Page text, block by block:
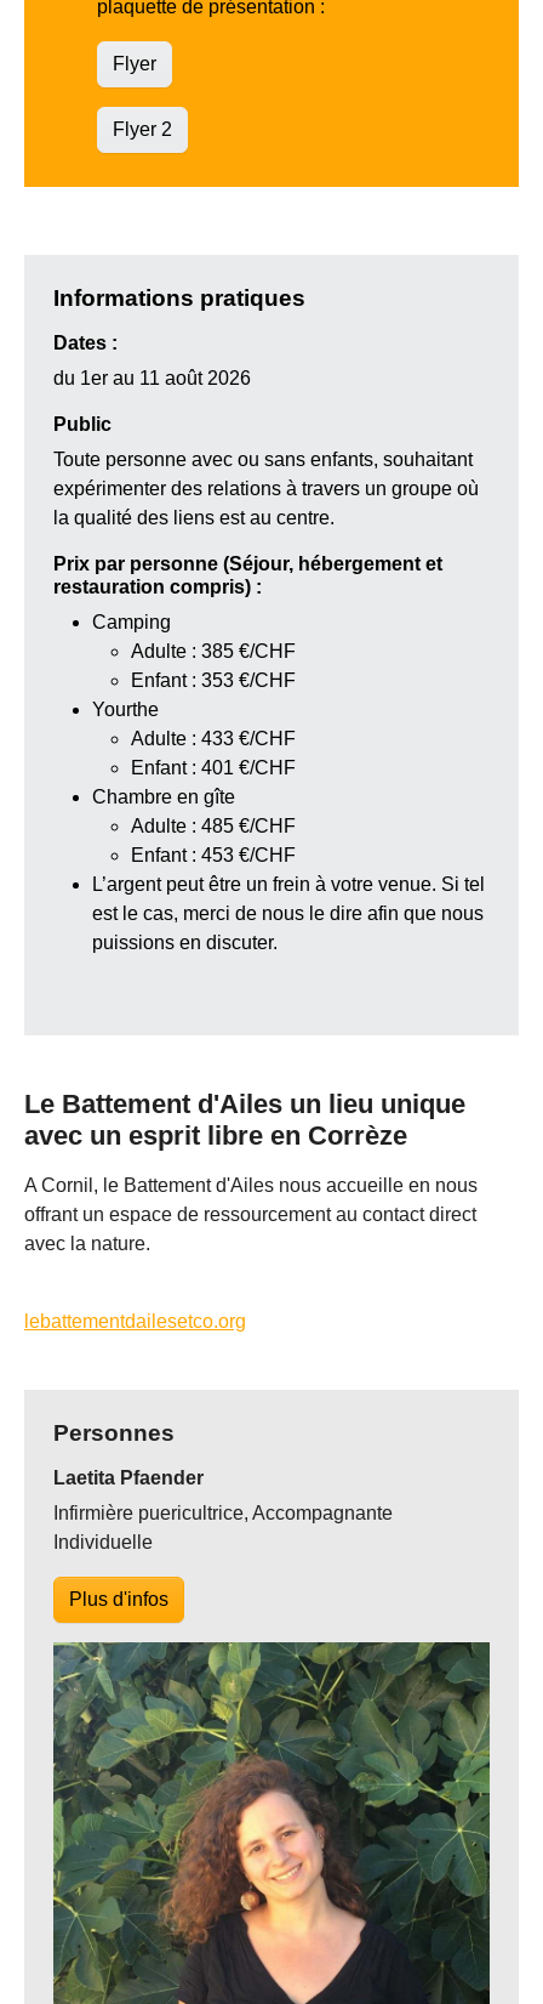
plaquette de présentation :
Flyer
Flyer 2
Informations pratiques
Dates :
du 1er au 11 août 2026
Public
Toute personne avec ou sans enfants, souhaitant
expérimenter des relations à travers un groupe où
la qualité des liens est au centre.
Prix par personne (Séjour, hébergement et
restauration compris) :
Camping
Adulte : 385 €/CHF
Enfant : 353 €/CHF
Yourthe
Adulte : 433 €/CHF
Enfant : 401 €/CHF
Chambre en gîte
Adulte : 485 €/CHF
Enfant : 453 €/CHF
L’argent peut être un frein à votre venue. Si tel
est le cas, merci de nous le dire afin que nous
puissions en discuter.
Le Battement d'Ailes un lieu unique
avec un esprit libre en Corrèze
A Cornil, le Battement d'Ailes nous accueille en nous
offrant un espace de ressourcement au contact direct
avec la nature.
lebattementdailesetco.org
Personnes
Laetita Pfaender
Infirmière puericultrice, Accompagnante
Individuelle
Plus d'infos